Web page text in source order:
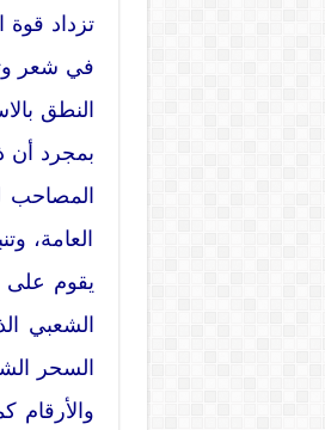
تزداد قوة
في شعر
النطق
بمجرد أن
المصاحب
العامة،
يقوم على
الشعبي
السحر